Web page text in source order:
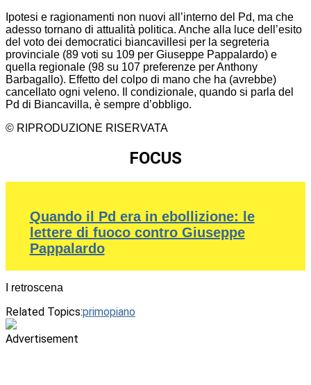
Ipotesi e ragionamenti non nuovi all’interno del Pd, ma che
adesso tornano di attualità politica. Anche alla luce dell’esito
del voto dei democratici biancavillesi per la segreteria
provinciale (89 voti su 109 per Giuseppe Pappalardo) e
quella regionale (98 su 107 preferenze per Anthony
Barbagallo). Effetto del colpo di mano che ha (avrebbe)
cancellato ogni veleno. Il condizionale, quando si parla del
Pd di Biancavilla, è sempre d’obbligo.
© RIPRODUZIONE RISERVATA
FOCUS
Quando il Pd era in ebollizione: le
lettere di fuoco contro Giuseppe
Pappalardo
I retroscena
Related Topics:primopiano
Advertisement